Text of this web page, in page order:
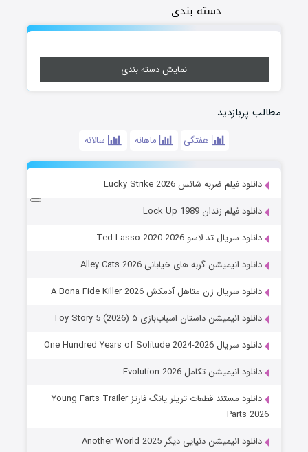
دسته بندی
نمایش دسته بندی
مطالب پربازدید
هفتگی ماهانه سالانه
دانلود فیلم ضربه شانس Lucky Strike 2026
دانلود فیلم زندان Lock Up 1989
دانلود سریال تد لاسو Ted Lasso 2020-2026
دانلود انیمیشن گربه های خیابانی Alley Cats 2026
دانلود سریال زن متاهل آدمکش A Bona Fide Killer 2026
دانلود انیمیشن داستان اسباب‌بازی ۵ Toy Story 5 (2026)
دانلود سریال One Hundred Years of Solitude 2024-2026
دانلود انیمیشن تکامل Evolution 2026
دانلود مستند قطعات تریلر یانگ فارتز Young Farts Trailer
Parts 2026
دانلود انیمیشن دنیایی دیگر Another World 2025